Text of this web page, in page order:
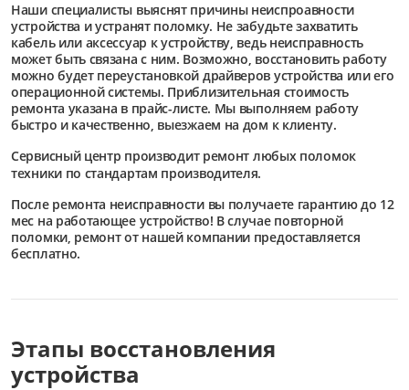
Наши специалисты выяснят причины неиспроавности
устройства и устранят поломку. Не забудьте захватить
кабель или аксессуар к устройству, ведь неисправность
может быть связана с ним. Возможно, восстановить работу
можно будет переустановкой драйверов устройства или его
операционной системы. Приблизительная стоимость
ремонта указана в прайс-листе. Мы выполняем работу
быстро и качественно, выезжаем на дом к клиенту.
Сервисный центр производит ремонт любых поломок
техники по стандартам производителя.
После ремонта неисправности вы получаете гарантию до 12
мес на работающее устройство! В случае повторной
поломки, ремонт от нашей компании предоставляется
бесплатно.
Этапы восстановления
устройства